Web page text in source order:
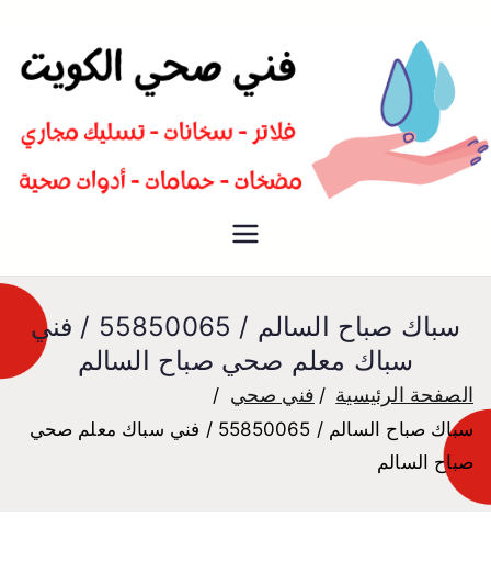
سباك صحي تسليك مجاري افضل
سباك صباح السالم / 55850065 / فني
سباك معلم صحي صباح السالم
الصفحة الرئيسية فني صحي
سباك صباح السالم / 55850065 / فني سباك معلم صحي
صباح السالم